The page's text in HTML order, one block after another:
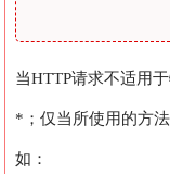
当HTTP请求不适用
*；仅当所使用的方
如：